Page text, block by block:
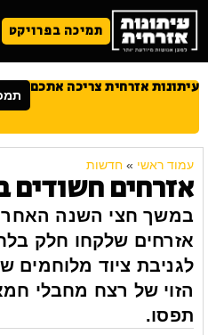
תמיכה בפרויקט
עיתונות אזרחית צריכה אתכם
עמוד ראשי » חדשות
אזרחים חשודים
במשך חצי השנה
לגניבת ציוד מלוחמים
הזוי של רצח מחבלי
תפסו.